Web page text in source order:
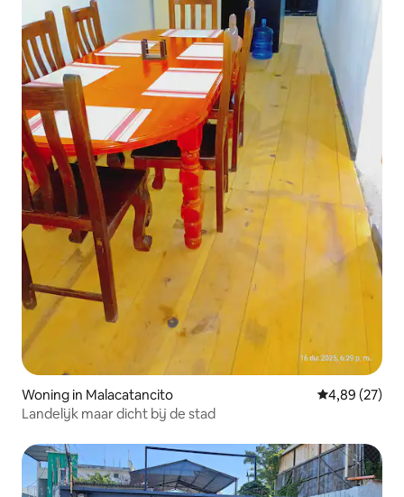
Woning in Malacatancito Gemiddelde
4,89 (27)
Landelijk maar dicht bij de stad